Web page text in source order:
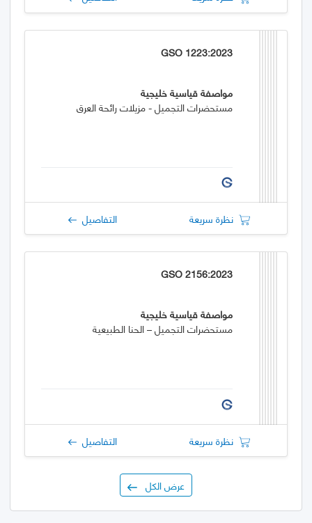
GSO 1223:2023
مواصفة قياسية خليجية
مستحضرات التجميل - مزيلات رائحة العرق
نظرة سريعة التفاصيل
GSO 2156:2023
مواصفة قياسية خليجية
مستحضرات التجميل – الحنا الطبيعية
نظرة سريعة التفاصيل
عرض الكل